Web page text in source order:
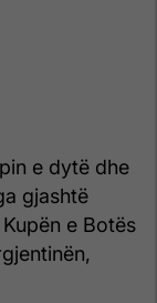
e dytë dhe
gjashtë
e Botës